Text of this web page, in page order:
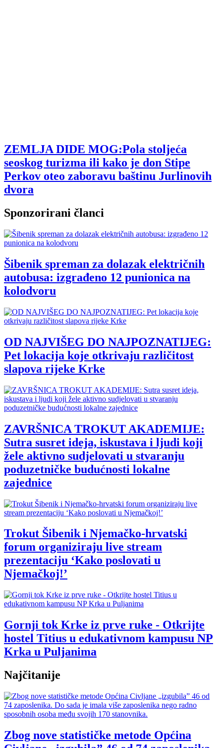
ZEMLJA DIDE MOG:Pola stoljeća
seoskog turizma ili kako je don Stipe
Perkov oteo zaboravu baštinu Jurlinovih
dvora
Sponzorirani članci
Šibenik spreman za dolazak električnih
autobusa: izgrađeno 12 punionica na
kolodvoru
OD NAJVIŠEG DO NAJPOZNATIJEG:
Pet lokacija koje otkrivaju različitost
slapova rijeke Krke
ZAVRŠNICA TROKUT AKADEMIJE:
Sutra susret ideja, iskustava i ljudi koji
žele aktivno sudjelovati u stvaranju
poduzetničke budućnosti lokalne
zajednice
Trokut Šibenik i Njemačko-hrvatski
forum organiziraju live stream
prezentaciju ‘Kako poslovati u
Njemačkoj!’
Gornji tok Krke iz prve ruke - Otkrijte
hostel Titius u edukativnom kampusu NP
Krka u Puljanima
Najčitanije
Zbog nove statističke metode Općina